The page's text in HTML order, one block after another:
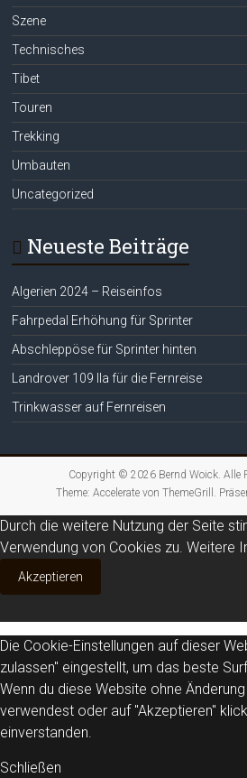
Szene
Technisches
Tibet
Touren
Trekking
Umbauten
Uncategorized
Neueste Beiträge
Algerien 2024 – Reiseinfos
Fahrpedal Erhöhung für Sprinter
Abschleppöse für Sprinter hinten
Landrover 109 IIa für die Fernreise
Trinkwasser auf Fernreisen
Copyright © 2026 Bernd Woick. Alle
Theme:Accelerate von ThemeGrill.
Durch die weitere Nutzung der Seite
Verwendung von Cookies zu. Weitere
Akzeptieren
Die Cookie-Einstellungen auf dieser
zulassen" eingestellt, um das beste
Wenn du diese Website ohne
verwendest oder auf "Akzeptieren"
einverstanden.
Schließen